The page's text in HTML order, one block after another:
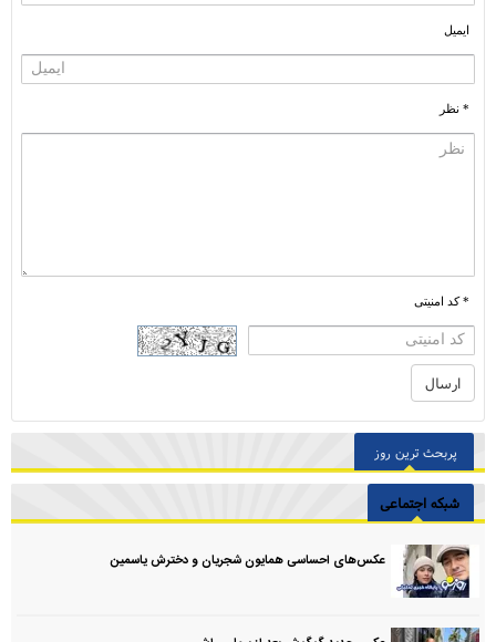
ایمیل
* نظر
* کد امنیتی
پربحث ترین روز
شبکه اجتماعی
عکس‌های احساسی همایون شجریان و دخترش یاسمین